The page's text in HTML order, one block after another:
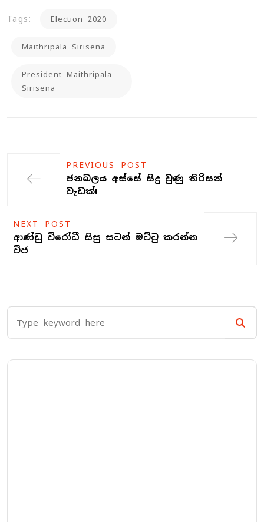
Tags: Election 2020
Maithripala Sirisena
President Maithripala
Sirisena
PREVIOUS POST
ජනබලය අස්සේ සිදු වුණු තිරිසන්
වැඩක්!
NEXT POST
ආණ්ඩු විරෝධී සිසු සටන් මට්ටු කරන්න
විජ